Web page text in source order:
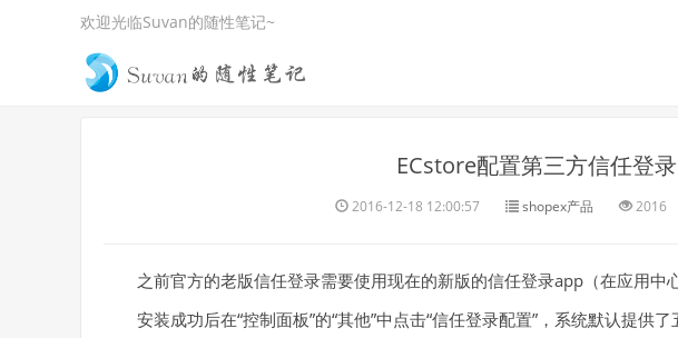
欢迎光临Suvan的随性笔记~
ECstore配置第三方信任登录
2016-12-18 12:00:57 shopex产品 2016
之前官方的老版信任登录需要使用现在的新版的信任登录app（在应用中
安装成功后在“控制面板”的“其他”中点击“信任登录配置”，系统默认提供了